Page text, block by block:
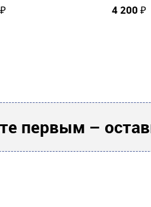
4 200 ₽
первым –